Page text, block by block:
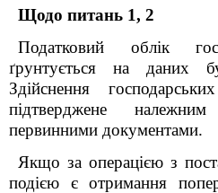
Щодо питань 1, 2
Податковий облік
ґрунтується на даних
Здійснення
підтверджене
первинними документами.
Якщо за операцією з
подією є отримання